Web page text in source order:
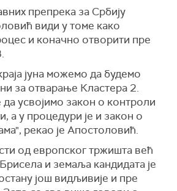
препрека за Србију
види у томе како
и коначно отворити пре
јуна можемо да будемо
за отварање Кластера 2.
да усвојимо закон о контроли
а у процедури је и закон о
рекао је Апостоловић.
од европског тржишта већ
и земаља кандидата је
још видљивије и пре